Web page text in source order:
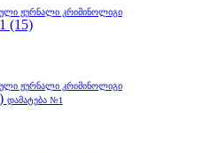
ჟურნალი კრიმინოლიგი
1 (15)
ჟურნალი კრიმინოლიგი
დამატება №1